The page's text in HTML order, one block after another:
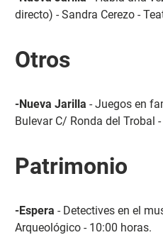
directo) - Sandra Cerezo -
Otros
-Nueva Jarilla - Juegos en
Bulevar C/ Ronda del Trobal
Patrimonio
-Espera - Detectives en el
Arqueológico - 10:00 horas.